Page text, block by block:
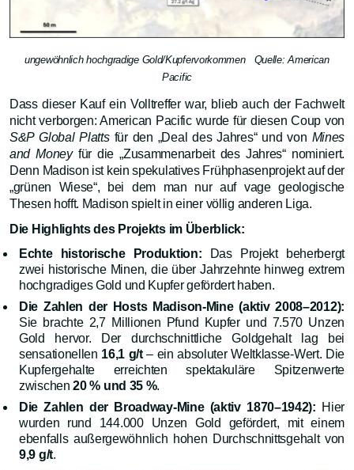
ungewöhnlich hochgradige Gold/Kupfervorkommen Quelle: American
Pacific
Dass dieser Kauf ein Volltreffer war, blieb auch der Fachwelt
nicht verborgen: American Pacific wurde für diesen Coup von
S&P Global Plattsfür den „Deal des Jahres“ und von Mines
and Moneyfür die „Zusammenarbeit des Jahres“ nominiert.
Denn Madison ist kein spekulatives Frühphasenprojekt auf der
„grünen Wiese“, bei dem man nur auf vage geologische
Thesen hofft. Madison spielt in einer völlig anderen Liga.
Die Highlights des Projekts im Überblick:
Echte historische Produktion: Das Projekt beherbergt
zwei historische Minen, die über Jahrzehnte hinweg extrem
hochgradiges Gold und Kupfer gefördert haben.
Die Zahlen der Hosts Madison-Mine (aktiv 2008–2012):
Sie brachte 2,7 Millionen Pfund Kupfer und 7.570 Unzen
Gold hervor. Der durchschnittliche Goldgehalt lag bei
sensationellen 16,1 g/t– ein absoluter Weltklasse-Wert. Die
Kupfergehalte erreichten spektakuläre Spitzenwerte
zwischen20 % und 35 %.
Die Zahlen der Broadway-Mine (aktiv 1870–1942): Hier
wurden rund 144.000 Unzen Gold gefördert, mit einem
ebenfalls außergewöhnlich hohen Durchschnittsgehalt von
9,9 g/t.